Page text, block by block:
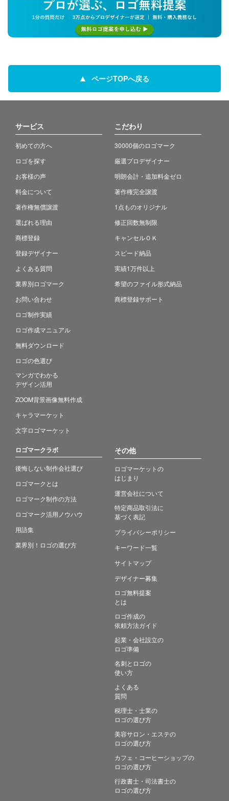
ページTOPへ戻る
サービス
初めての方へ
ロゴを探す
お客様の声
料金について
著作権無償譲渡
選ばれる理由
商標登録
登録デザイナー
よくある質問
業界別ロゴマーク
お問い合わせ
ロゴ制作実績
ロゴ作成マニュアル
無料ダウンロード
ロゴの色選び
マンガでわかる
デザイン活用
ZOOM背景画像無料作成
キャラマーケット
文字ロゴマーケット
こだわり
30000個のロゴマーク
厳選プロデザイナー
明朗会計・追加料金ゼロ
著作権完全譲渡
1点ものオリジナル
修正回数無制限
キャンセルＯＫ
スピード納品
実績1万件以上
希望のファイル形式納品
商標登録サポート
ロゴマークラボ
後悔しない制作会社選び
ロゴマークとは
ロゴマーク制作の方法
ロゴマーク活用ノウハウ
用語集
業界別！ロゴの選び方
その他
ロゴマーケットの
はじまり
運営会社について
特定商品取引法に
基づく表記
プライバシーポリシー
キーワード一覧
サイトマップ
デザイナー募集
ロゴ無料提案
とは
ロゴ作成の
依頼方法ガイド
起業・会社設立の
ロゴ準備
名刺とロゴの
使い方
よくある
質問
税理士・士業の
ロゴの選び方
美容サロン・エステの
ロゴの選び方
カフェ・コーヒーショップの
ロゴの選び方
行政書士・司法書士の
ロゴの選び方